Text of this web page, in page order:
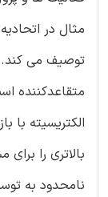
توصیف می کند.
متقاعدکننده
الکتریسیته با
بالاتری را
نامحدود به